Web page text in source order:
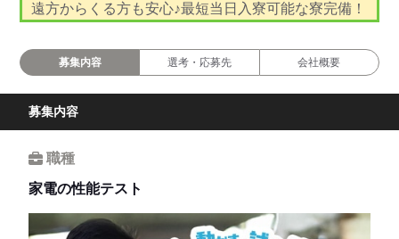
遠方からくる方も安心♪最短当日入寮可能な寮完備！
募集内容 選考・応募先 会社概要
募集内容
職種
家電の性能テスト